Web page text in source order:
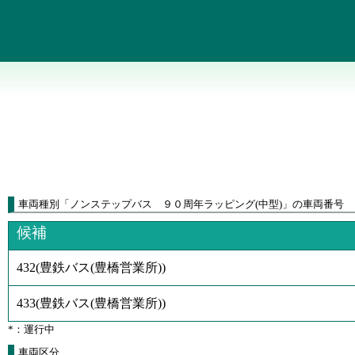
車両種別 「 ノンステップバス ９０周年ラッピング(中型) 」 の車両番号
候補
432(豊鉄バス(豊橋営業所))
433(豊鉄バス(豊橋営業所))
*：運行中
車両区分